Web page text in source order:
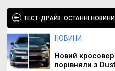
ТЕСТ-ДРАЙВ: ОСТАННІ НОВИНИ
НОВИНИ
Новий
порівняли з